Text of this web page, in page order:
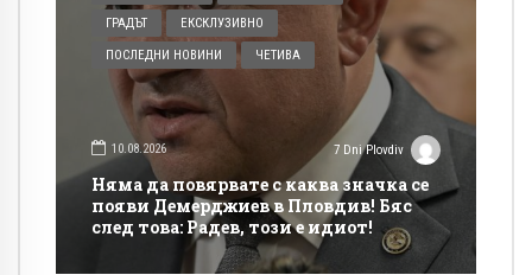
ГРАДЪТ ЕКСКЛУЗИВНО
ПОСЛЕДНИ НОВИНИ ЧЕТИВА
10.08.2026 7 Dni Plovdiv
Няма да повярвате с каква значка се
появи Демерджиев в Пловдив! Бяс
след това: Радев, този е идиот!